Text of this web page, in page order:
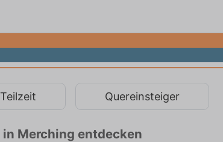
Teilzeit Quereinsteiger
Merching entdecken